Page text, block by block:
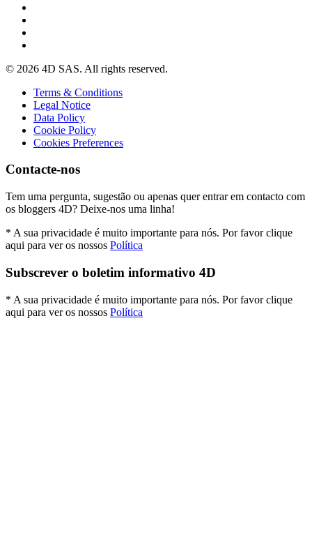
© 2026 4D SAS. All rights reserved.
Terms & Conditions
Legal Notice
Data Policy
Cookie Policy
Cookies Preferences
Contacte-nos
Tem uma pergunta, sugestão ou apenas quer entrar em contacto com
os bloggers 4D? Deixe-nos uma linha!
* A sua privacidade é muito importante para nós. Por favor clique
aqui para ver os nossos Política
Subscrever o boletim informativo 4D
* A sua privacidade é muito importante para nós. Por favor clique
aqui para ver os nossos Política